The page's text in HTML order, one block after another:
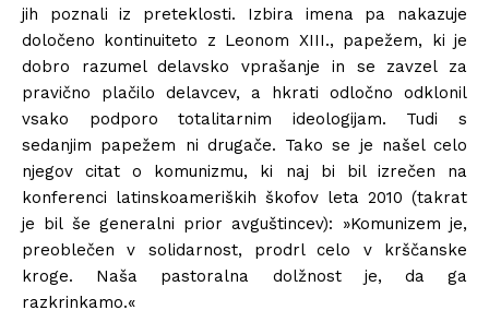
jih poznali iz preteklosti. Izbira imena pa nakazuje
določeno kontinuiteto z Leonom XIII., papežem, ki je
dobro razumel delavsko vprašanje in se zavzel za
pravično plačilo delavcev, a hkrati odločno odklonil
vsako podporo totalitarnim ideologijam. Tudi s
sedanjim papežem ni drugače. Tako se je našel celo
njegov citat o komunizmu, ki naj bi bil izrečen na
konferenci latinskoameriških škofov leta 2010 (takrat
je bil še generalni prior avguštincev): »Komunizem je,
preoblečen v solidarnost, prodrl celo v krščanske
kroge. Naša pastoralna dolžnost je, da ga
razkrinkamo.«